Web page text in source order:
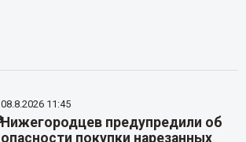
08.8.2026 11:45
Нижегородцев предупредили об
опасности покупки нарезанных